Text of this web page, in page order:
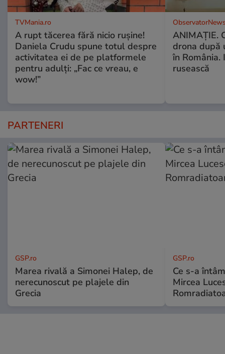
TVMania.ro
A rupt tăcerea fără nicio rușine!
Daniela Crudu spune totul despre
activitatea ei de pe platformele
pentru adulți: „Fac ce vreau, e
wow!”
ANIMAŢIE.
drona după
în România.
rusească
PARTENERI
GSP.ro
Marea rivală a Simonei Halep, de
nerecunoscut pe plajele din
Grecia
GSP.ro
Ce s-a
Mircea